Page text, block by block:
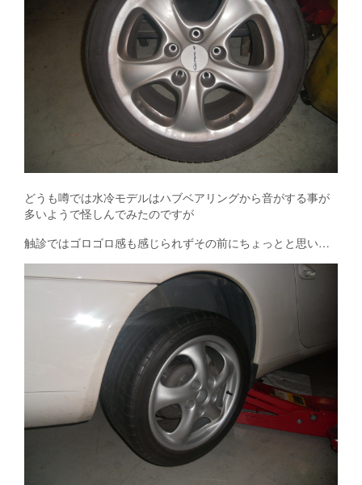
どうも噂では水冷モデルはハブベアリングから音がする事が
多いようで怪しんでみたのですが
触診ではゴロゴロ感も感じられずその前にちょっとと思い…